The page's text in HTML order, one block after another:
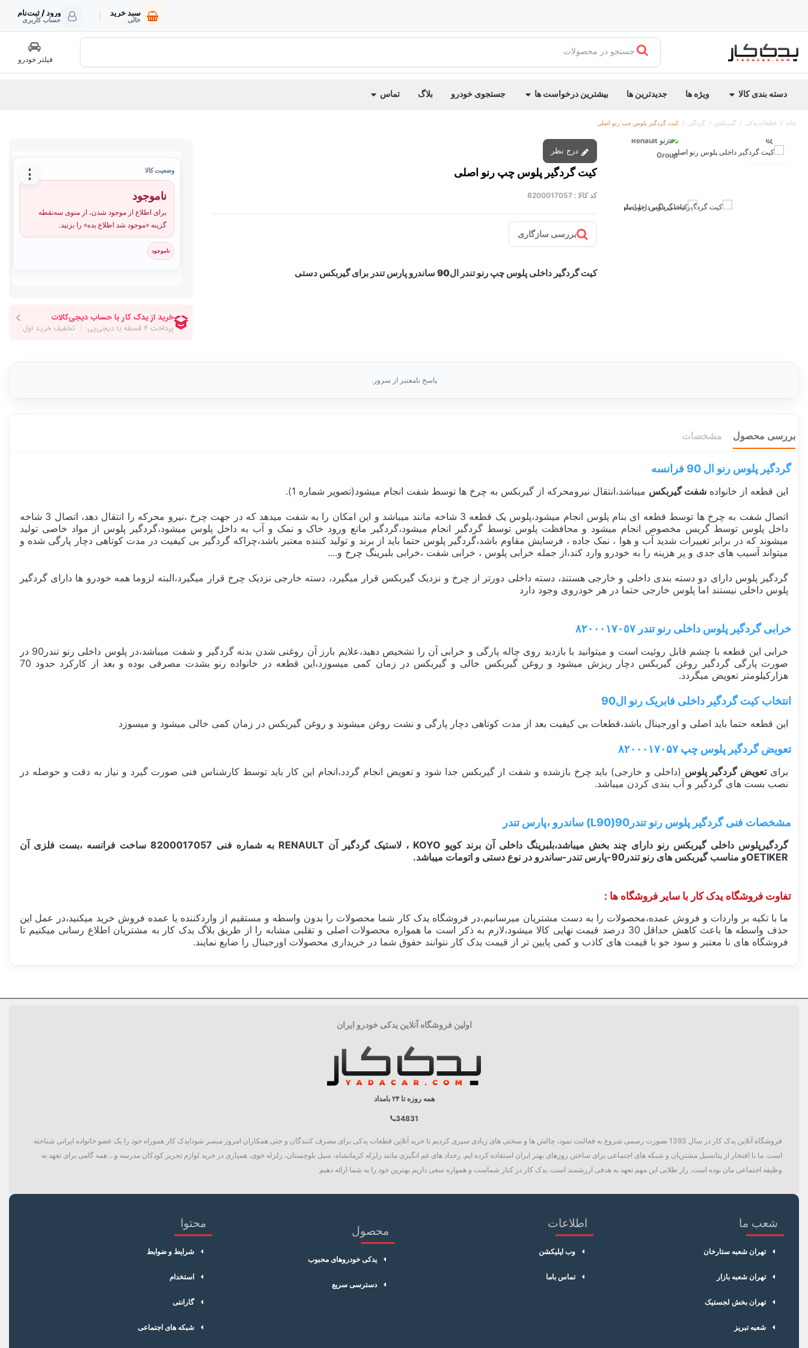
سبد خرید
خالی
ورود / ثبت‌نام
حساب کاربری
جستجو در محصولات
فیلتر خودرو
دسته بندی کالا ویژه ها جدیدترین ها بیشترین درخواست ها جستجوی خودرو بلاگ تماس
خانه قطعات یدکی گیربکس گردگیر کیت گردگیر پلوس چپ رنو اصلی
کیت گردگیر پلوس چپ رنو اصلی
کد کالا : 8200017057
بررسی سازگاری
کیت گردگیر داخلی پلوس چپ رنو تندر ال90 ساندرو پارس تندر برای گیربکس دستی
⋮ وضعیت کالا
ناموجود
برای اطلاع از موجود شدن، از منوی سه‌نقطه
گزینه «موجود شد اطلاع بده» را بزنید.
ناموجود
پاسخ نامعتبر از سرور.
بررسی محصول مشخصات
گردگیر پلوس رنو ال 90 فرانسه
این قطعه از خانواده شفت گیربکس میباشد،انتقال نیرومحرکه از گیربکس به چرخ ها توسط شفت انجام میشود(تصویر شماره 1).
اتصال شفت به چرخ ها توسط قطعه ای بنام پلوس انجام میشود،پلوس یک قطعه 3 شاخه مانند میباشد و این امکان را به شفت میدهد که در جهت چرخ ،نیرو محرکه را انتقال دهد، اتصال 3 شاخه
داخل پلوس توسط گریس مخصوص انجام میشود و محافظت پلوس توسط گردگیر انجام میشود،گردگیر مانع ورود خاک و نمک و آب به داخل پلوس میشود،گردگیر پلوس از مواد خاصی تولید
میشوند که در برابر تغییرات شدید آب و هوا ، نمک جاده ، فرسایش مقاوم باشد،گردگیر پلوس حتما باید از برند و تولید کننده معتبر باشد،چراکه گردگیر بی کیفیت در مدت کوتاهی دچار پارگی شده و
میتواند آسیب های جدی و پر هزینه را به خودرو وارد کند،از جمله خرابی پلوس ، خرابی شفت ،خرابی بلبرینگ چرخ و....
گردگیر پلوس دارای دو دسته بندی داخلی و خارجی هستند، دسته داخلی دورتر از چرخ و نزدیک گیربکس قرار میگیرد، دسته خارجی نزدیک چرخ قرار میگیرد،البته لزوما همه خودرو ها دارای گردگیر
پلوس داخلی نیستند اما پلوس خارجی حتما در هر خودروی وجود دارد
خرابی گردگیر پلوس داخلی رنو تندر ٨٢٠٠٠١٧٠٥٧
خرابی این قطعه با چشم قابل روئیت است و میتوانید با بازدید روی چاله پارگی و خرابی آن را تشخیص دهید،علایم بارز آن روغنی شدن بدنه گردگیر و شفت میباشد،در پلوس داخلی رنو تندر90 در
صورت پارگی گردگیر روغن گیربکس دچار ریزش میشود و روغن گیربکس خالی و گیربکس در زمان کمی میسوزد،این قطعه در خانواده رنو بشدت مصرفی بوده و بعد از کارکرد حدود 70
هزارکیلومتر تعویض میگردد.
انتخاب کیت گردگیر داخلی فابریک رنو ال90
این قطعه حتما باید اصلی و اورجینال باشد،قطعات بی کیفیت بعد از مدت کوتاهی دچار پارگی و نشت روغن میشوند و روغن گیربکس در زمان کمی خالی میشود و میسوزد
تعویض گردگیر پلوس چپ ۸۲۰۰۰۱۷۰۵۷
برایتعویض گردگیر پلوس (داخلی و خارجی) باید چرخ بازشده و شفت از گیربکس جدا شود و تعویض انجام گردد،انجام این کار باید توسط کارشناس فنی صورت گیرد و نیاز به دقت و حوصله در
نصب بست های گردگیر و آب بندی کردن میباشد.
مشخصات فنی گردگیر پلوس رنو تندر90(L90) ساندرو ،پارس تندر
گردگیرپلوس داخلی گیربکس رنو دارای چند بخش میباشد،بلبرینگ داخلی آن برند کویو KOYO ، لاستیک گردگیر آن RENAULT به شماره فنی 8200017057 ساخت فرانسه ،بست فلزی آن
OETIKERو مناسب گیربکس های رنو تندر90-پارس تندر-ساندرو در نوع دستی و اتومات میباشد.
تفاوت فروشگاه یدک کار با سایر فروشگاه ها :
ما با تکیه بر واردات و فروش عمده،محصولات را به دست مشتریان میرسانیم،در فروشگاه یدک کار شما محصولات را بدون واسطه و مستقیم از واردکننده یا عمده فروش خرید میکنید،در عمل این
حذف واسطه ها باعث کاهش حداقل 30 درصد قیمت نهایی کالا میشود،لازم به ذکر است ما همواره محصولات اصلی و تقلبی مشابه را از طریق بلاگ یدک کار به مشتریان اطلاع رسانی میکنیم تا
فروشگاه های نا معتبر و سود جو با قیمت های کاذب و کمی پایین تر از قیمت یدک کار نتوانند حقوق شما در خریداری محصولات اورجینال را ضایع نمایند.
اولین فروشگاه آنلاین یدکی خودرو ایران
همه روزه تا ۲۴ بامداد
34831
فروشگاه آنلاین یدک کار در سال 1393 بصورت رسمی شروع به فعالیت نمود، چالش ها و سختی های زیادی سپری کردیم تا خرید آنلاین قطعات یدکی برای مصرف کنندگان و حتی همکاران امروز میسر شود!یدک کار هموراه خود را یک عضو خانواده ایرانی شناخته
است. ما با افتخار از پتانسیل مشتریان و شبکه های اجتماعی برای ساختن روزهای بهتر ایران استفاده کرده ایم. رخداد های غم انگیزی مانند زلزله کرمانشاه، سیل بلوچستان، زلزله خوی، همیاری در خرید لوازم تحریر کودکان مدرسه و... همه گامی برای تعهد به
وظیفه اجتماعی مان بوده است. راز طلایی این مهم تعهد به هدفی ارزشمند است. یدک کار در کنار شماست و همواره سعی داریم بهترین خود را به شما ارائه دهیم
شعب ما
تهران شعبه ستارخان
تهران شعبه بازار
تهران بخش لجستیک
شعبه تبریز
اطلاعات
وب اپلیکشن
تماس باما
محصول
یدکی خودروهای محبوب
دسترسی سریع
محتوا
شرایط و ضوابط
استخدام
گارانتی
شبکه های اجتماعی